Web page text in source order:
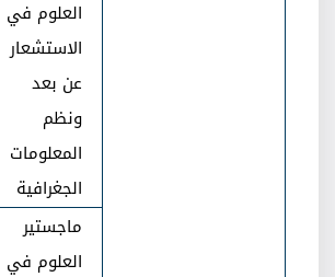
العلوم في
الاستشعار
عن بعد
ونظم
المعلومات
الجغرافية
ماجستير
العلوم في